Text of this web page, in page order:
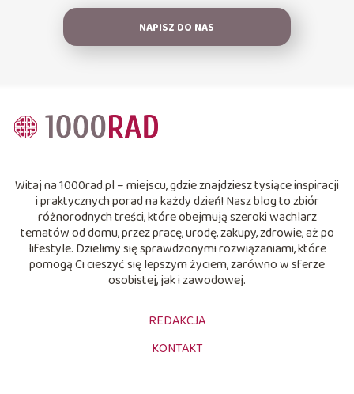
NAPISZ DO NAS
Witaj na 1000rad.pl – miejscu, gdzie znajdziesz tysiące inspiracji
i praktycznych porad na każdy dzień! Nasz blog to zbiór
różnorodnych treści, które obejmują szeroki wachlarz
tematów od domu, przez pracę, urodę, zakupy, zdrowie, aż po
lifestyle. Dzielimy się sprawdzonymi rozwiązaniami, które
pomogą Ci cieszyć się lepszym życiem, zarówno w sferze
osobistej, jak i zawodowej.
REDAKCJA
KONTAKT